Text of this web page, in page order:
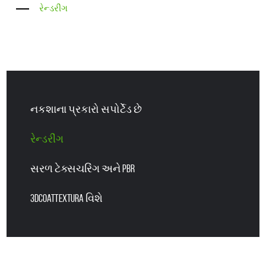
રેન્ડરીંગ
નકશાના પ્રકારો સપોર્ટેડ છે
રેન્ડરીંગ
સરળ ટેક્સચરિંગ અને PBR
3DCoatTextura વિશે